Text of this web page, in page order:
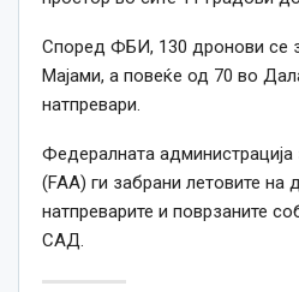
Според ФБИ, 130 дронови се
Мајами, а повеќе од 70 во
натпревари.
Федералната
(FAA) ги забрани летовите на
натпреварите и поврзаните
САД.